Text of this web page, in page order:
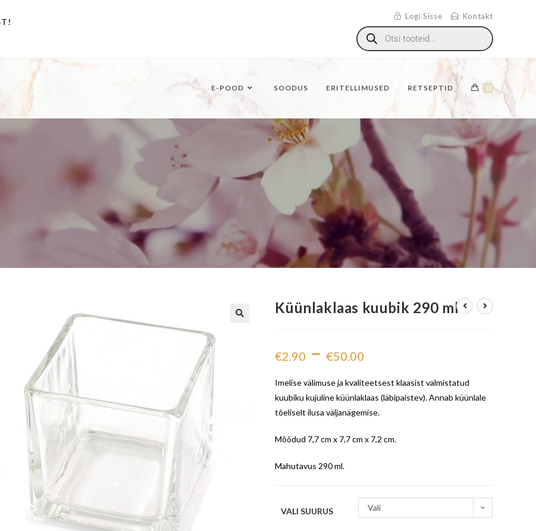
Logi Sisse Kontakt
E-POOD SOODUS ERITELLIMUSED RETSEPTID 0
Küünlaklaas kuubik 290 ml
€2.90 – €50.00
Imelise välimuse ja kvaliteetsest klaasist valmistatud
kuubiku kujuline küünlaklaas (läbipaistev). Annab küünlale
tõeliselt ilusa väljanägemise.
Mõõdud 7,7 cm x 7,7 cm x 7,2 cm.
Mahutavus 290 ml.
VALI SUURUS Vali